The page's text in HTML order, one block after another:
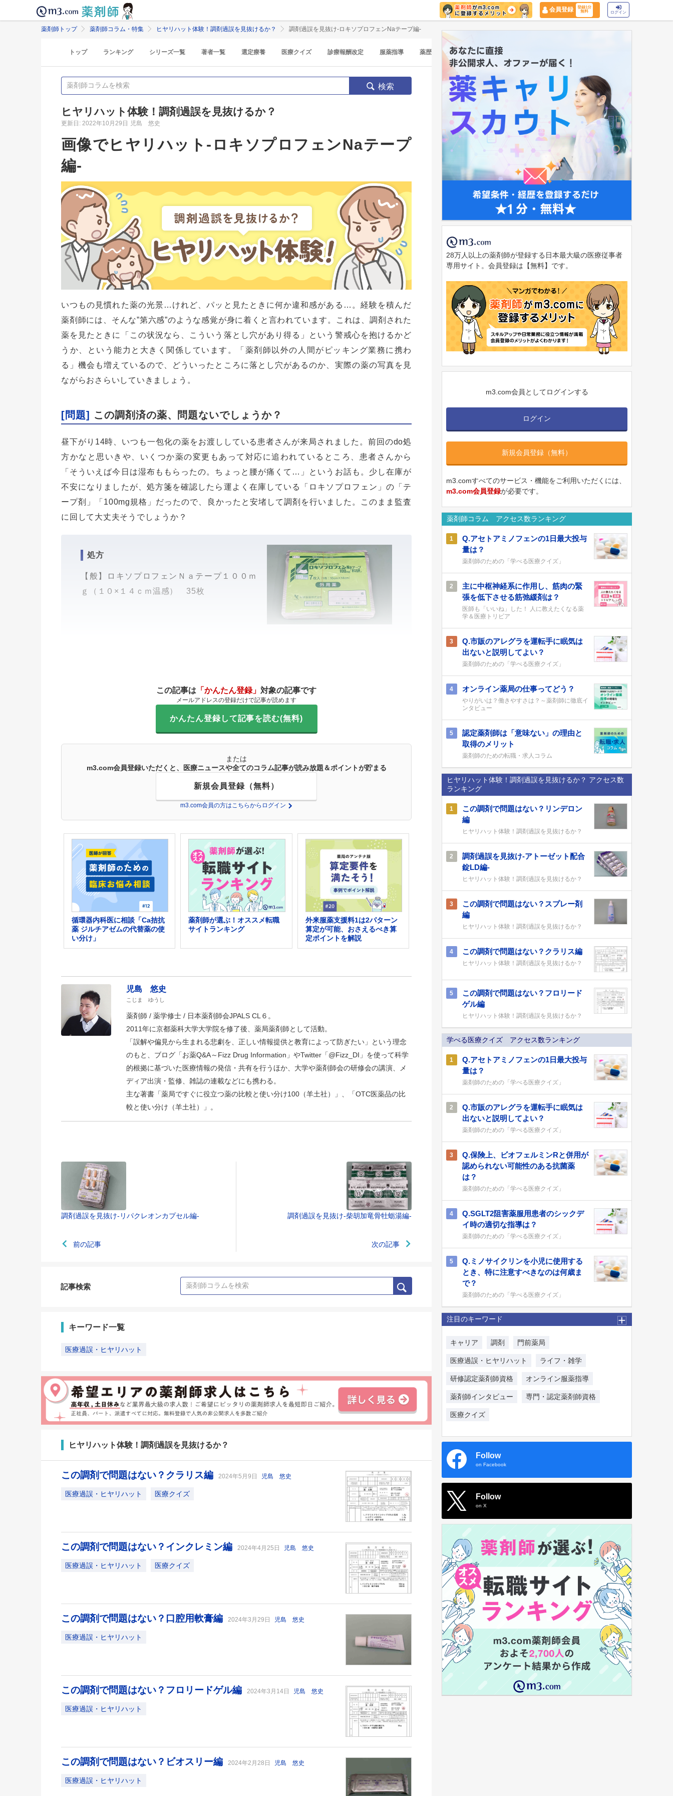
会員登録
登録1分
無料
ログイン
薬剤師トップ 薬剤師コラム・特集 ヒヤリハット体験！調剤過誤を見抜けるか？ 調剤過誤を見抜け-ロキソプロフェンNaテープ編-
トップ ランキング シリーズ一覧 著者一覧 選定療養 医療クイズ 診療報酬改定 服薬指導 薬歴 マイナ保険証
検索
ヒヤリハット体験！調剤過誤を見抜けるか？
更新日: 2022年10月29日 児島 悠史
画像でヒヤリハット-ロキソプロフェンNaテープ
編-
いつもの見慣れた薬の光景…けれど、パッと見たときに何か違和感がある…。経験を積んだ
薬剤師には、そんな”第六感”のような感覚が身に着くと言われています。これは、調剤された
薬を見たときに「この状況なら、こういう落とし穴があり得る」という警戒心を抱けるかど
うか、という能力と大きく関係しています。「薬剤師以外の人間がピッキング業務に携わ
る」機会も増えているので、どういったところに落とし穴があるのか、実際の薬の写真を見
ながらおさらいしていきましょう。
[問題] この調剤済の薬、問題ないでしょうか？
昼下がり14時、いつも一包化の薬をお渡ししている患者さんが来局されました。前回のdo処
方かなと思いきや、いくつか薬の変更もあって対応に追われているところ、患者さんから
「そういえば今日は湿布ももらったの。ちょっと腰が痛くて…」というお話も。少し在庫が
不安になりましたが、処方箋を確認したら運よく在庫している「ロキソプロフェン」の「テ
ープ剤」「100mg規格」だったので、良かったと安堵して調剤を行いました。このまま監査
に回して大丈夫そうでしょうか？
処方
【般】ロキソプロフェンＮａテープ１００ｍ
ｇ（１０×１４ｃｍ温感） 35枚
この記事は 「かんたん登録」 対象の記事です
メールアドレスの登録だけで記事が読めます
かんたん登録して記事を読む(無料)
または
m3.com会員登録いただくと、医療ニュースや全てのコラム記事が読み放題＆ポイントが貯まる
新規会員登録（無料）
m3.com会員の方はこちらからログイン
循環器内科医に相談「Ca拮抗
薬 ジルチアゼムの代替薬の使
い分け」
薬剤師が選ぶ！オススメ転職
サイトランキング
外来服薬支援料1は2パターン
算定が可能、おさえるべき算
定ポイントを解説
児島 悠史
こじま ゆうし
薬剤師 / 薬学修士 / 日本薬剤師会JPALS CL６。
2011年に京都薬科大学大学院を修了後、薬局薬剤師として活動。
「誤解や偏見から生まれる悲劇を、正しい情報提供と教育によって防ぎたい」という理念
のもと、ブログ「お薬Q&A～Fizz Drug Information」やTwitter「@Fizz_DI」を使って科学
的根拠に基づいた医療情報の発信・共有を行うほか、大学や薬剤師会の研修会の講演、メ
ディア出演・監修、雑誌の連載などにも携わる。
主な著書「薬局ですぐに役立つ薬の比較と使い分け100（羊土社）」、「OTC医薬品の比
較と使い分け（羊土社）」。
調剤過誤を見抜け-リパクレオンカプセル編-
前の記事
調剤過誤を見抜け-柴胡加竜骨牡蛎湯編-
次の記事
記事検索
キーワード一覧
医療過誤・ヒヤリハット
ヒヤリハット体験！調剤過誤を見抜けるか？
この調剤で問題はない？クラリス編 2024年5月9日 児島 悠史
医療過誤・ヒヤリハット 医療クイズ
この調剤で問題はない？インクレミン編 2024年4月25日 児島 悠史
医療過誤・ヒヤリハット 医療クイズ
この調剤で問題はない？口腔用軟膏編 2024年3月29日 児島 悠史
医療過誤・ヒヤリハット
この調剤で問題はない？フロリードゲル編 2024年3月14日 児島 悠史
医療過誤・ヒヤリハット
この調剤で問題はない？ビオスリー編 2024年2月28日 児島 悠史
医療過誤・ヒヤリハット
28万人以上の薬剤師が登録する日本最大級の医療従事者
専用サイト。会員登録は【無料】です。
m3.com会員としてログインする
ログイン
新規会員登録（無料）
m3.comすべてのサービス・機能をご利用いただくには、
m3.com会員登録が必要です。
薬剤師コラム アクセス数ランキング
1
Q.アセトアミノフェンの1日最大投与
量は？
薬剤師のための「学べる医療クイズ」
2
主に中枢神経系に作用し、筋肉の緊
張を低下させる筋弛緩剤は？
医師も「いいね」した！ 人に教えたくなる薬
学＆医療トリビア
3
Q.市販のアレグラを運転手に眠気は
出ないと説明してよい？
薬剤師のための「学べる医療クイズ」
4 オンライン薬局の仕事ってどう？
やりがいは？働きやすさは？～薬剤師に徹底イ
ンタビュー
5
認定薬剤師は「意味ない」の理由と
取得のメリット
薬剤師のための転職・求人コラム
ヒヤリハット体験！調剤過誤を見抜けるか？ アクセス数
ランキング
1
この調剤で問題はない？リンデロン
編
ヒヤリハット体験！調剤過誤を見抜けるか？
2
調剤過誤を見抜け-アトーゼット配合
錠LD編-
ヒヤリハット体験！調剤過誤を見抜けるか？
3
この調剤で問題はない？スプレー剤
編
ヒヤリハット体験！調剤過誤を見抜けるか？
4 この調剤で問題はない？クラリス編
ヒヤリハット体験！調剤過誤を見抜けるか？
5
この調剤で問題はない？フロリード
ゲル編
ヒヤリハット体験！調剤過誤を見抜けるか？
学べる医療クイズ アクセス数ランキング
1
Q.アセトアミノフェンの1日最大投与
量は？
薬剤師のための「学べる医療クイズ」
2
Q.市販のアレグラを運転手に眠気は
出ないと説明してよい？
薬剤師のための「学べる医療クイズ」
3
Q.保険上、ビオフェルミンRと併用が
認められない可能性のある抗菌薬
は？
薬剤師のための「学べる医療クイズ」
4
Q.SGLT2阻害薬服用患者のシックデ
イ時の適切な指導は？
薬剤師のための「学べる医療クイズ」
5
Q.ミノサイクリンを小児に使用する
とき、特に注意すべきなのは何歳ま
で？
薬剤師のための「学べる医療クイズ」
注目のキーワード
キャリア 調剤 門前薬局
医療過誤・ヒヤリハット ライフ・雑学
研修認定薬剤師資格 オンライン服薬指導
薬剤師インタビュー 専門・認定薬剤師資格
医療クイズ
Follow
on Facebook
Follow
on X